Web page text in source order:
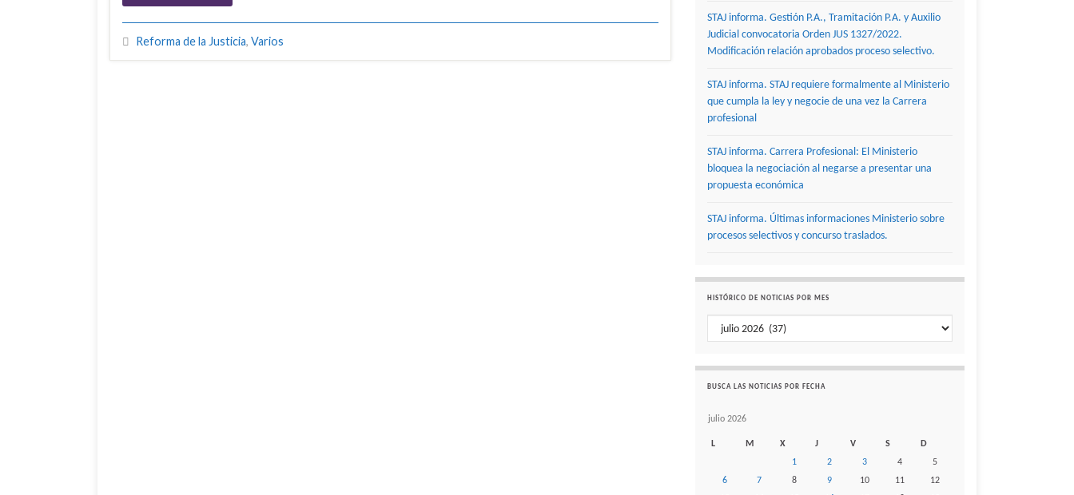
Reforma de la Justicia, Varios
STAJ informa. Gestión P.A., Tramitación P.A. y Auxilio
Judicial convocatoria Orden JUS 1327/2022.
Modificación relación aprobados proceso selectivo.
STAJ informa. STAJ requiere formalmente al Ministerio
que cumpla la ley y negocie de una vez la Carrera
profesional
STAJ informa. Carrera Profesional: El Ministerio
bloquea la negociación al negarse a presentar una
propuesta económica
STAJ informa. Últimas informaciones Ministerio sobre
procesos selectivos y concurso traslados.
HISTÓRICO DE NOTICIAS POR MES
Histórico de noticias por mes
BUSCA LAS NOTICIAS POR FECHA
julio 2026
L M X J V S
D
1
2 3 4
5
6
7 8 9 10 11
12